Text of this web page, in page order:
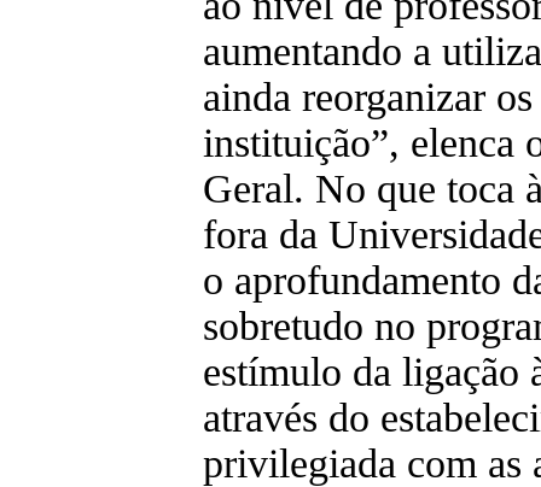
aumentando a
ainda reorganizar
instituição”, elenca
Geral. No que toca
fora da
o aprofundamento
sobretudo no
estímulo da ligação
através do
privilegiada com as